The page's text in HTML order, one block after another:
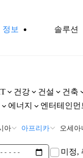
정보 솔루션
건강 건설 건축
에너지 엔터테인먼
아 아프리카 오세아
미정,